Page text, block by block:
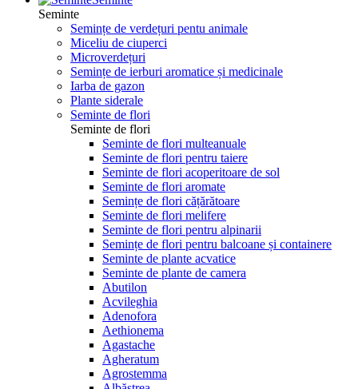
Seminte
Semințe de verdețuri pentu animale
Miceliu de ciuperci
Microverdețuri
Semințe de ierburi aromatice și medicinale
Iarba de gazon
Plante siderale
Seminte de flori
Seminte de flori
Seminte de flori multeanuale
Seminte de flori pentru taiere
Seminte de flori acoperitoare de sol
Seminte de flori aromate
Semințe de flori cățărătoare
Seminte de flori melifere
Seminte de flori pentru alpinarii
Semințe de flori pentru balcoane și containere
Seminte de plante acvatice
Seminte de plante de camera
Abutilon
Acvileghia
Adenofora
Aethionema
Agastache
Agheratum
Agrostemma